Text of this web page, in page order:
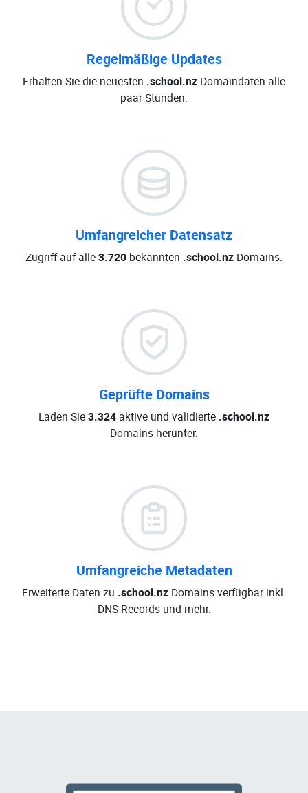
Regelmäßige Updates
Erhalten Sie die neuesten .school.nz-Domaindaten alle
paar Stunden.
Umfangreicher Datensatz
Zugriff auf alle3.720 bekannten .school.nz Domains.
Geprüfte Domains
Laden Sie3.324 aktive und validierte .school.nz
Domains herunter.
Umfangreiche Metadaten
Erweiterte Daten zu .school.nz Domains verfügbar inkl.
DNS-Records und mehr.